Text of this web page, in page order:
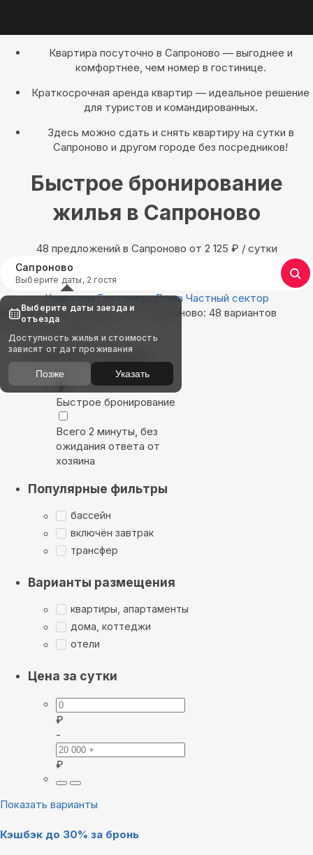
Квартира посуточно в Сапроново — выгоднее и
комфортнее, чем номер в гостинице.
Краткосрочная аренда квартир — идеальное решение
для туристов и командированных.
Здесь можно сдать и снять квартиру на сутки в
Сапроново и другом городе без посредников!
Быстрое бронирование
жилья в Сапроново
48 предложений в Сапроново oт 2 125 ₽ / сутки
Сапроново
Выберите даты, 2 гостя
Квартиры Гостиницы Дома Частный сектор
Найдём, где остановиться в Сапроново: 48 вариантов
Показать на карте
Выбирайте лучшее
Быстрое бронирование
Всего 2 минуты, без
ожидания ответа от
хозяина
Популярные фильтры
бассейн
включён завтрак
трансфер
Варианты размещения
квартиры, апартаменты
дома, коттеджи
отели
Цена за сутки
₽
-
₽
Показать варианты
Кэшбэк до 30% за бронь
Выберите даты заезда и
отъезда
Доступность жилья и стоимость
зависят от дат проживания
Позже Указать